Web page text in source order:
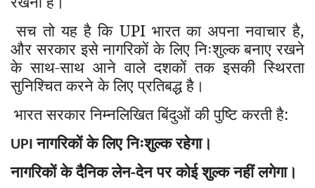
सच तो यह है कि UPI भारत का अपना नवाचार है,
और सरकार इसे नागरिकों के लिए निःशुल्क बनाए रखने
के साथ-साथ आने वाले दशकों तक इसकी स्थिरता
सुनिश्चित करने के लिए प्रतिबद्ध है।
भारत सरकार निम्नलिखित बिंदुओं की पुष्टि करती है:
UPIनागरिकों के लिए निःशुल्क रहेगा।
नागरिकों के दैनिक लेन-देन पर कोई शुल्क नहीं लगेगा।